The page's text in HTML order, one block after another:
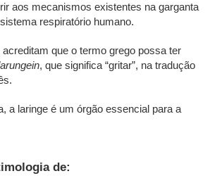
aos mecanismos existentes na garganta
respiratório humano.
que o termo grego possa ter
, que significa “gritar”, na tradução
a laringe é um órgão essencial para a
de: